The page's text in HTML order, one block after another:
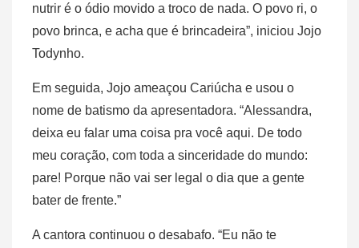
nutrir é o ódio movido a troco de nada. O povo ri, o
povo brinca, e acha que é brincadeira”, iniciou Jojo
Todynho.
Em seguida, Jojo ameaçou Cariúcha e usou o
nome de batismo da apresentadora. “Alessandra,
deixa eu falar uma coisa pra você aqui. De todo
meu coração, com toda a sinceridade do mundo:
pare! Porque não vai ser legal o dia que a gente
bater de frente.”
A cantora continuou o desabafo. “Eu não te